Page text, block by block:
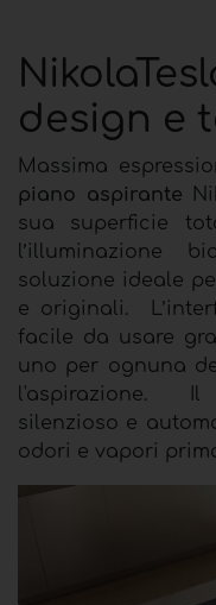
design e
Massima
piano aspirante
sua superficie
l’illuminazione
soluzione ideale
e originali.
facile da usare
uno per ognuna
l'aspirazione.
Il
silenzioso e
odori e vapori